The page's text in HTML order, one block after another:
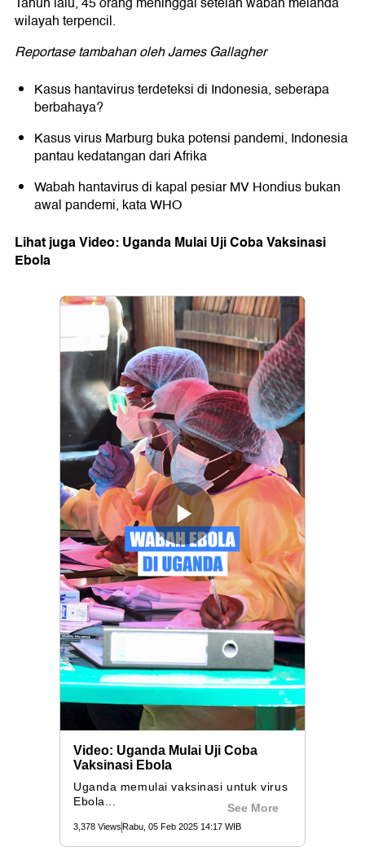
wilayah terpencil.
Reportase tambahan oleh James Gallagher
Kasus hantavirus terdeteksi di Indonesia, seberapa
berbahaya?
Kasus virus Marburg buka potensi pandemi, Indonesia
pantau kedatangan dari Afrika
Wabah hantavirus di kapal pesiar MV Hondius bukan
awal pandemi, kata WHO
Lihat juga Video: Uganda Mulai Uji Coba Vaksinasi
Ebola